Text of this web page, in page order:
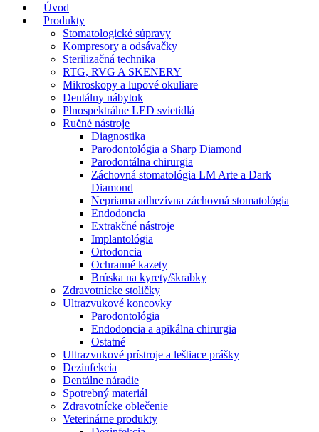
Úvod
Produkty
Stomatologické súpravy
Kompresory a odsávačky
Sterilizačná technika
RTG, RVG A SKENERY
Mikroskopy a lupové okuliare
Dentálny nábytok
Plnospektrálne LED svietidlá
Ručné nástroje
Diagnostika
Parodontológia a Sharp Diamond
Parodontálna chirurgia
Záchovná stomatológia LM Arte a Dark
Diamond
Nepriama adhezívna záchovná stomatológia
Endodoncia
Extrakčné nástroje
Implantológia
Ortodoncia
Ochranné kazety
Brúska na kyrety/škrabky
Zdravotnícke stoličky
Ultrazvukové koncovky
Parodontológia
Endodoncia a apikálna chirurgia
Ostatné
Ultrazvukové prístroje a leštiace prášky
Dezinfekcia
Dentálne náradie
Spotrebný materiál
Zdravotnícke oblečenie
Veterinárne produkty